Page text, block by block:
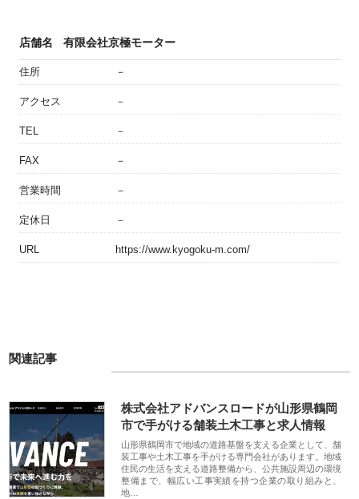
店舗名 有限会社京極モーター
住所 －
アクセス －
TEL －
FAX －
営業時間 －
定休日 －
URL https://www.kyogoku-m.com/
関連記事
株式会社アドバンスロードが山形県鶴岡
市で手がける舗装土木工事と求人情報
山形県鶴岡市で地域の道路基盤を支える企業として、舗
装工事や土木工事を手がける専門会社があります。地域
住民の生活を支える道路整備から、公共施設周辺の環境
整備まで、幅広い工事実績を持つ企業の取り組みと、
地…